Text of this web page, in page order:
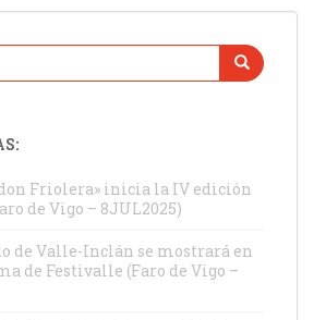
don Friolera» inicia la IV edición
de Vigo – 8JUL2025)
de Valle-Inclán se mostrará en
de Festivalle (Faro de Vigo –